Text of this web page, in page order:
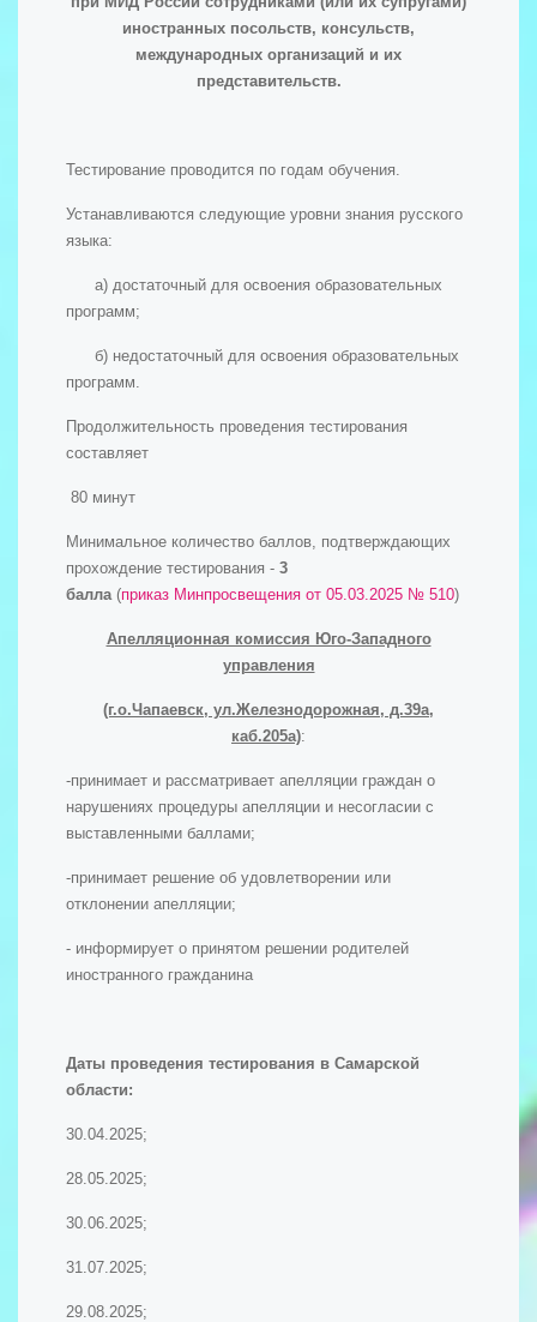
иностранных посольств, консульств,
международных организаций и их
представительств.
Тестирование проводится по годам обучения.
Устанавливаются следующие уровни знания русского
языка:
а) достаточный для освоения образовательных
программ;
б) недостаточный для освоения образовательных
программ.
Продолжительность проведения тестирования
составляет
80 минут
Минимальное количество баллов, подтверждающих
прохождение тестирования - 3
балла (приказ Минпросвещения от 05.03.2025 № 510)
Апелляционная комиссия Юго-Западного
управления
(г.о.Чапаевск, ул.Железнодорожная, д.39а,
каб.205а):
-принимает и рассматривает апелляции граждан о
нарушениях процедуры апелляции и несогласии с
выставленными баллами;
-принимает решение об удовлетворении или
отклонении апелляции;
- информирует о принятом решении родителей
иностранного гражданина
Даты проведения тестирования в Самарской
области:
30.04.2025;
28.05.2025;
30.06.2025;
31.07.2025;
29.08.2025;